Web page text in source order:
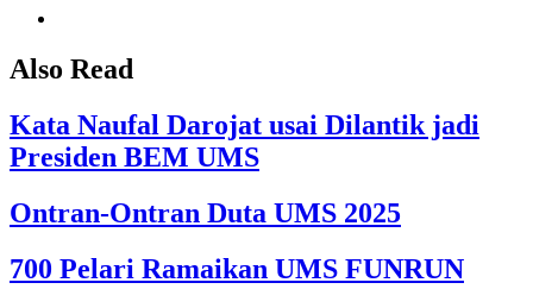
Also Read
Kata Naufal Darojat usai Dilantik jadi
Presiden BEM UMS
Ontran-Ontran Duta UMS 2025
700 Pelari Ramaikan UMS FUNRUN